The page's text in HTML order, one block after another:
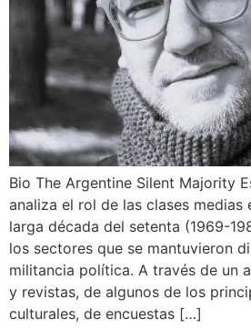
Bio The Argentine Silent Majority
analiza el rol de las clases medias
larga década del setenta (1969-
los sectores que se mantuvieron
militancia política. A través de un
y revistas, de algunos de los
culturales, de encuestas […]